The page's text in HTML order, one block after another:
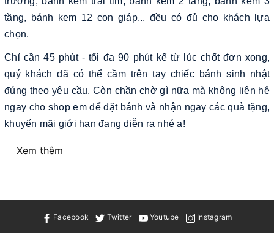
tầng, bánh kem 12 con giáp... đều có đủ cho khách lựa
chọn.
Chỉ cần 45 phút - tối đa 90 phút kể từ lúc chốt đơn xong,
quý khách đã có thể cầm trên tay chiếc bánh sinh nhật
đúng theo yêu cầu. Còn chần chờ gì nữa mà không liên hệ
ngay cho shop em để đặt bánh và nhận ngay các quà tặng,
khuyến mãi giới hạn đang diễn ra nhé ạ!
Xem thêm
Facebook Twitter Youtube Instagram